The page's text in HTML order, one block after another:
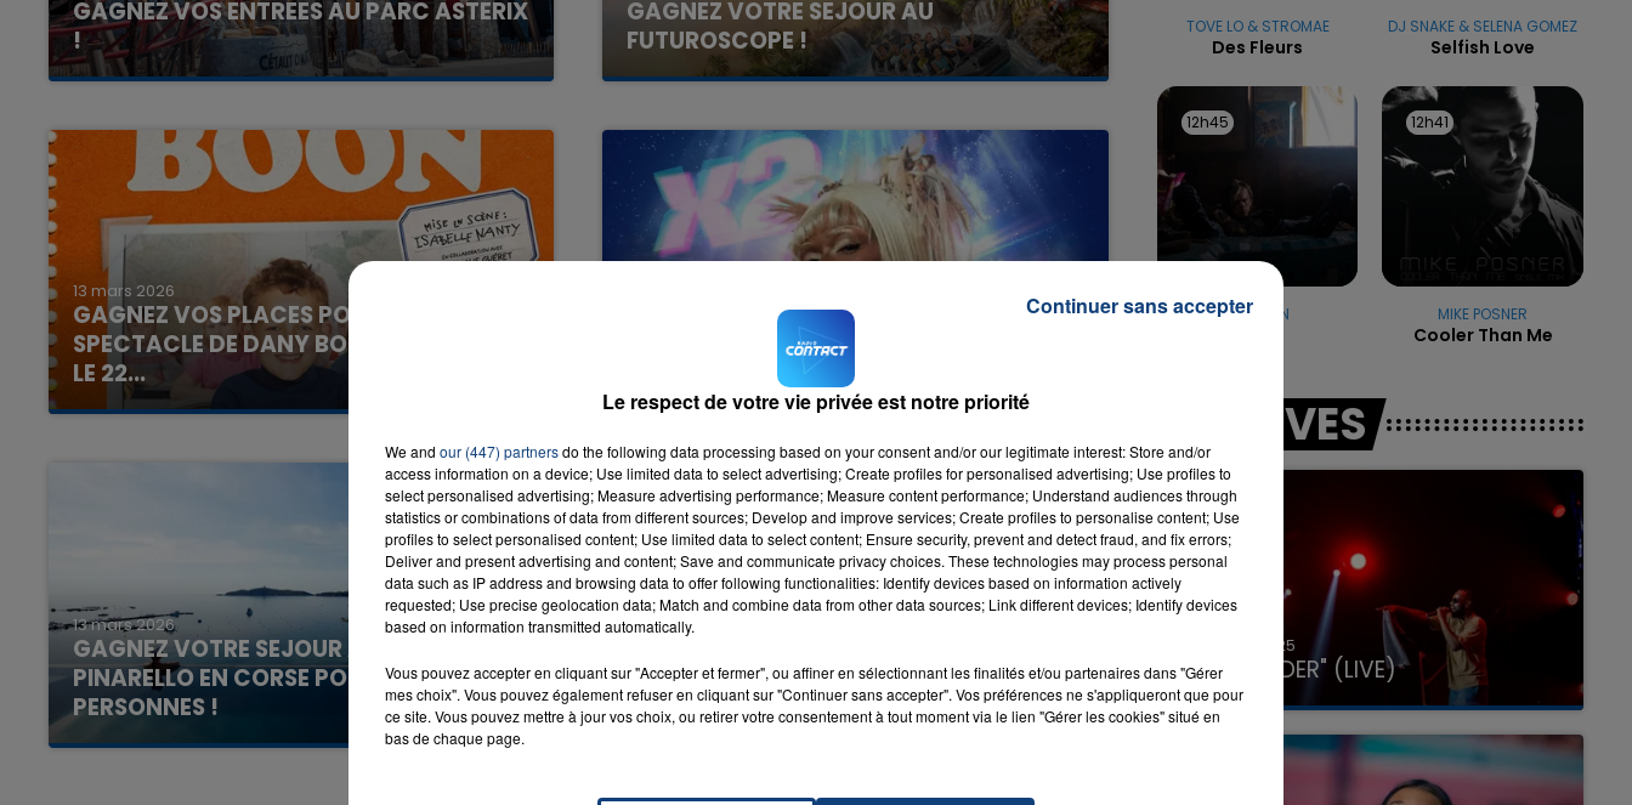
LA TEAM DU WEEK-END LA TEAM DU WEEK-END
16h00 - 20h00
LA TEAM DU WEEK-END
GAGNEZ VOS ENTREES AU PARC ASTERIX
!
Avec la Team du Matin
GAGNEZ VOTRE SEJOUR AU
FUTUROSCOPE !
Avec la Team du Matin
13 mars 2026
GAGNEZ VOS PLACES POUR LE
SPECTACLE DE DANY BOON A EPERNAY
LE 22...
Avec la Team de l'Aprèm
GAGNEZ VOS PLACES POUR THEODORA
AU ZENITH DE LILLE LE 24 MARS !
13 mars 2026
GAGNEZ VOTRE SEJOUR A L'HÔTEL LE
PINARELLO EN CORSE POUR 2
PERSONNES !
Avec la Team du Matin
GAGNEZ VOS PLACES POUR LA TOURNEE
2026 DU CIRQUE ARLETTE GRUSS A...
TOVE LO & STROMAE
Des Fleurs
DJ SNAKE & SELENA GOMEZ
Selfish Love
12h45
12h45
ORELSAN
12h41
12h41
MIKE POSNER
Cooler Than Me
LES LIVES
31 janvier 2025
GIMS "SPIDER" (LIVE)
Le respect de votre vie privée est notre priorité
We and our (447) partnersdo the following data processing based on your consent and/or our legitimate interest: Store and/or
access information on a device; Use limited data to select advertising; Create profiles for personalised advertising; Use profiles to
select personalised advertising; Measure advertising performance; Measure content performance; Understand audiences through
statistics or combinations of data from different sources; Develop and improve services; Create profiles to personalise content; Use
profiles to select personalised content; Use limited data to select content; Ensure security, prevent and detect fraud, and fix errors;
Deliver and present advertising and content; Save and communicate privacy choices. These technologies may process personal
data such as IP address and browsing data to offer following functionalities: Identify devices based on information actively
requested; Use precise geolocation data; Match and combine data from other data sources; Link different devices; Identify devices
based on information transmitted automatically.
Vous pouvez accepter en cliquant sur "Accepter et fermer", ou affiner en sélectionnant les finalités et/ou partenaires dans "Gérer
mes choix". Vous pouvez également refuser en cliquant sur "Continuer sans accepter". Vos préférences ne s'appliqueront que pour
ce site. Vous pouvez mettre à jour vos choix, ou retirer votre consentement à tout moment via le lien "Gérer les cookies" situé en
bas de chaque page.
Continuer sans accepter